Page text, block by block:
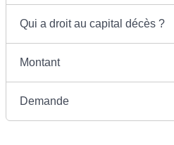
Qui a droit au capital décès ?
Montant
Demande